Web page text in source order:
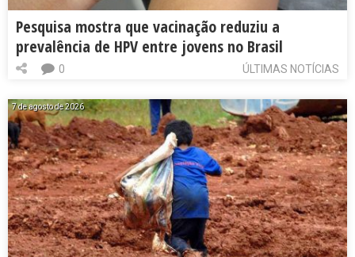
Pesquisa mostra que vacinação reduziu a
prevalência de HPV entre jovens no Brasil
ÚLTIMAS NOTÍCIAS
0
7 de agosto de 2026